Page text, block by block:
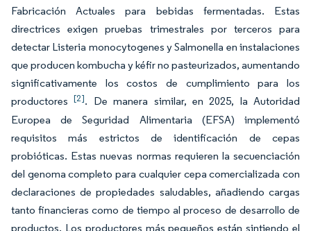
Fabricación Actuales para bebidas fermentadas. Estas
directrices exigen pruebas trimestrales por terceros para
detectar Listeria monocytogenes y Salmonella en instalaciones
que producen kombucha y kéfir no pasteurizados, aumentando
significativamente los costos de cumplimiento para los
productores[2]. De manera similar, en 2025, la Autoridad
Europea de Seguridad Alimentaria (EFSA) implementó
requisitos más estrictos de identificación de cepas
probióticas. Estas nuevas normas requieren la secuenciación
del genoma completo para cualquier cepa comercializada con
declaraciones de propiedades saludables, añadiendo cargas
tanto financieras como de tiempo al proceso de desarrollo de
productos. Los productores más pequeños están sintiendo el